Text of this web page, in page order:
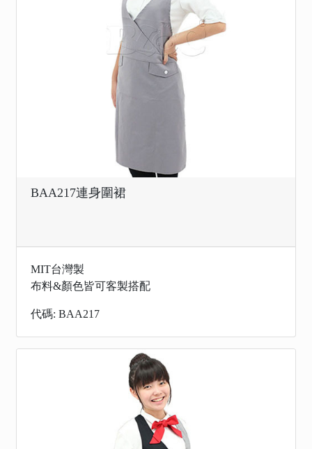
BAA217連身圍裙
MIT台灣製
布料&顏色皆可客製搭配
代碼: BAA217